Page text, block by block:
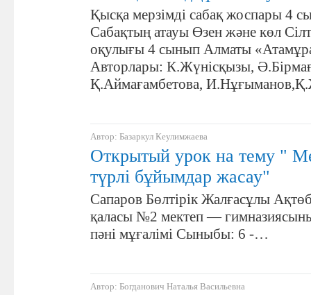
Қысқа мерзімді сабақ жоспары 4
Сабақтың атауы Өзен және көл
оқулығы 4 сынып Алматы
Авторлары: К.Жүнісқызы,
Қ.Аймағамбетова,
Автор: Базаркул Кеулимжаева
Открытый урок на тему "
түрлі бұйымдар жасау"
Сапаров Бөлтірік Жалғасұлы
қаласы №2 мектеп —
пәні мұғалімі Сыныбы: 6 -…
Автор: Богданович Наталья Васильевна